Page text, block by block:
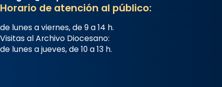
concelebrat el bisbe auxiliar de
Barcelona, Mons. David Abadías.
📸 Dr. G. Simón
Horario de atención al público:
de lunes a viernes, de 9 a 14 h.
Visitas al Archivo Diocesano:
de lunes a jueves, de 10 a 13 h.